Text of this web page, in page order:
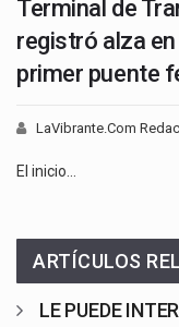
Terminal de
registró alza
primer puente
LaVibrante.Com
El inicio…
ARTÍCULOS
LE PUEDE